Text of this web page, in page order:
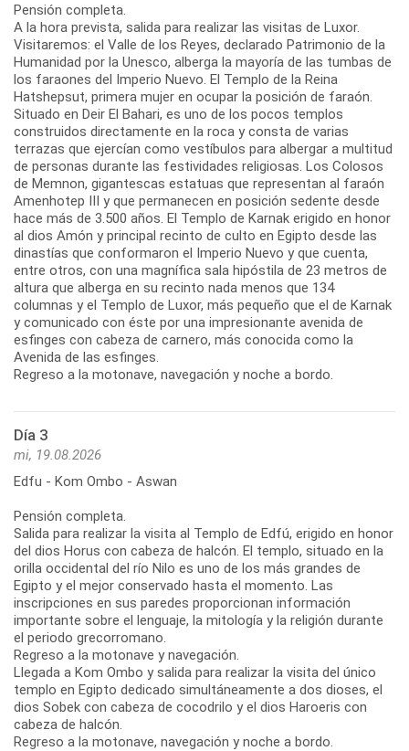
Pensión completa.
A la hora prevista, salida para realizar las visitas de Luxor.
Visitaremos: el Valle de los Reyes, declarado Patrimonio de la
Humanidad por la Unesco, alberga la mayoría de las tumbas de
los faraones del Imperio Nuevo. El Templo de la Reina
Hatshepsut, primera mujer en ocupar la posición de faraón.
Situado en Deir El Bahari, es uno de los pocos templos
construidos directamente en la roca y consta de varias
terrazas que ejercían como vestíbulos para albergar a multitud
de personas durante las festividades religiosas. Los Colosos
de Memnon, gigantescas estatuas que representan al faraón
Amenhotep III y que permanecen en posición sedente desde
hace más de 3.500 años. El Templo de Karnak erigido en honor
al dios Amón y principal recinto de culto en Egipto desde las
dinastías que conformaron el Imperio Nuevo y que cuenta,
entre otros, con una magnífica sala hipóstila de 23 metros de
altura que alberga en su recinto nada menos que 134
columnas y el Templo de Luxor, más pequeño que el de Karnak
y comunicado con éste por una impresionante avenida de
esfinges con cabeza de carnero, más conocida como la
Avenida de las esfinges.
Regreso a la motonave, navegación y noche a bordo.
Día 3
mi, 19.08.2026
Edfu - Kom Ombo - Aswan
Pensión completa.
Salida para realizar la visita al Templo de Edfú, erigido en honor
del dios Horus con cabeza de halcón. El templo, situado en la
orilla occidental del río Nilo es uno de los más grandes de
Egipto y el mejor conservado hasta el momento. Las
inscripciones en sus paredes proporcionan información
importante sobre el lenguaje, la mitología y la religión durante
el periodo grecorromano.
Regreso a la motonave y navegación.
Llegada a Kom Ombo y salida para realizar la visita del único
templo en Egipto dedicado simultáneamente a dos dioses, el
dios Sobek con cabeza de cocodrilo y el dios Haroeris con
cabeza de halcón.
Regreso a la motonave, navegación y noche a bordo.